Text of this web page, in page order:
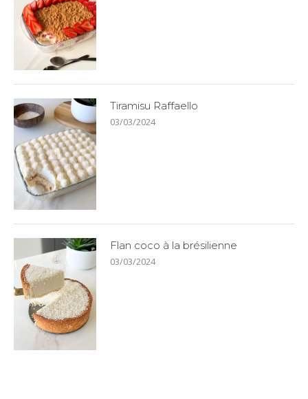
Tiramisu Raffaello
03/03/2024
Flan coco à la brésilienne
03/03/2024